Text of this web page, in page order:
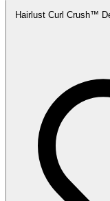
Hairlust Curl Crush™